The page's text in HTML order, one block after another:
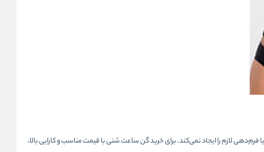
لازم را ایجاد نمی‌کند. برای خرید گن ساعت شنی با قیمت مناسب و کارایی بالا،